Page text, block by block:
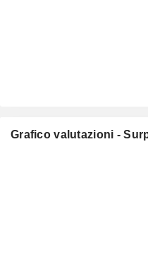
Grafico valutazioni -